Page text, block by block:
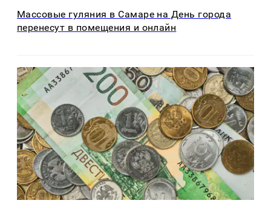
Массовые гуляния в Самаре на День города
перенесут в помещения и онлайн